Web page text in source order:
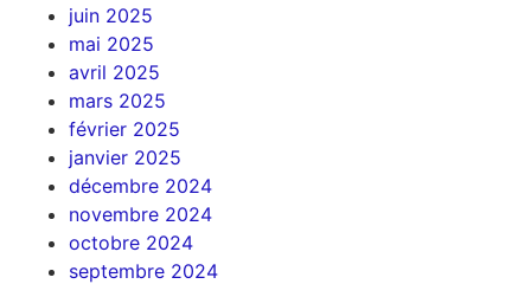
juin 2025
mai 2025
avril 2025
mars 2025
février 2025
janvier 2025
décembre 2024
novembre 2024
octobre 2024
septembre 2024